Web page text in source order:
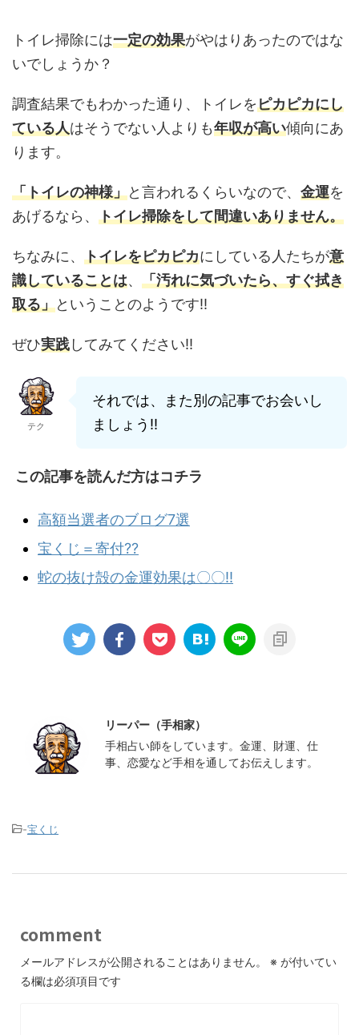
トイレ掃除には一定の効果がやはりあったのではな
いでしょうか？
調査結果でもわかった通り、トイレをピカピカにし
ている人はそうでない人よりも年収が高い傾向にあ
ります。
「トイレの神様」と言われるくらいなので、 金運を
あげるなら、 トイレ掃除をして間違いありません。
ちなみに、 トイレをピカピカにしている人たちが意
識していることは、 「汚れに気づいたら、すぐ拭き
取る」ということのようです‼︎
ぜひ実践してみてください‼︎
テク
それでは、また別の記事でお会いし
ましょう‼︎
この記事を読んだ方はコチラ
高額当選者のブログ7選
宝くじ＝寄付??
蛇の抜け殻の金運効果は〇〇‼︎
リーパー（手相家）
手相占い師をしています。金運、財運、仕
事、恋愛など手相を通してお伝えします。
-宝くじ
comment
メールアドレスが公開されることはありません。 ※ が付いてい
る欄は必須項目です